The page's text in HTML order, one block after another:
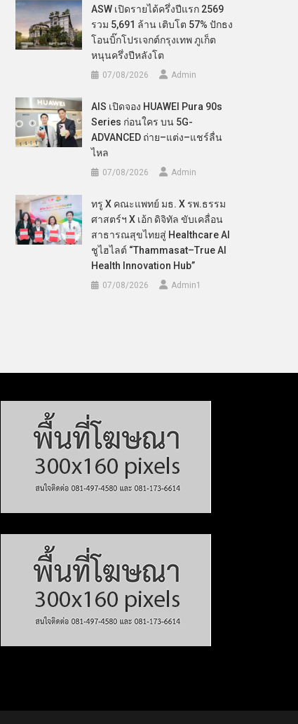
ASW เปิดรายได้ครึ่งปีแรก 2569
รวม 5,691 ล้าน เติบโต 57% ปักธง
โอนบิ๊กโปรเจกต์กรุงเทพ ภูเก็ต
หนุนครึ่งปีหลังโต
07/08/2026 Admin
AIS เปิดจอง HUAWEI Pura 90s
Series ก่อนใคร บน 5G-
ADVANCED ถ่าย–แต่ง–แชร์ลื่น
ไหล
07/08/2026 Admin
ทรู X คณะแพทย์ มธ. X รพ.ธรรม
ศาสตร์ฯ X เอ้ก ดิจิทัล ขับเคลื่อน
สาธารณสุขไทยสู่ Healthcare AI
ชูไฮไลต์ “Thammasat–True AI
Health Innovation Hub”
07/08/2026 Admin​1